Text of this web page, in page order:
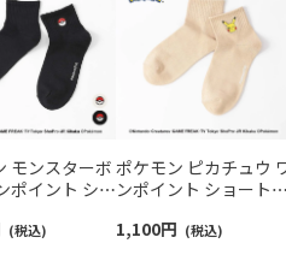
モンスターボ
ポイント ショ
ース
(税込)
ポケモン ピカチュウ
ンポイント ショート
ディース 03307015
1,100円 (税込)